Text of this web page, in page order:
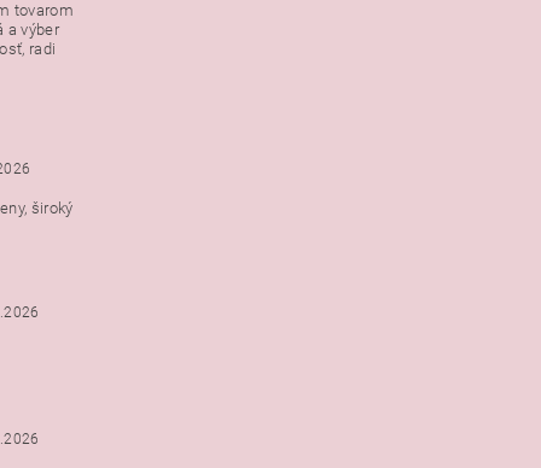
s
tovarom
a výber
radi
široký